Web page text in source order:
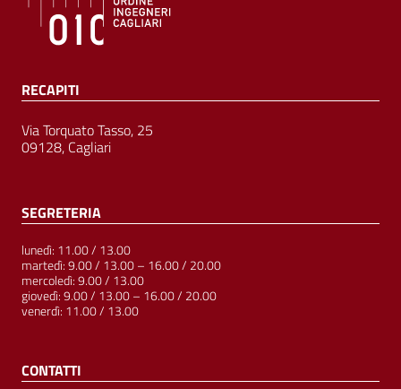
RECAPITI
Via Torquato Tasso, 25
09128, Cagliari
SEGRETERIA
lunedì: 11.00 / 13.00
martedì: 9.00 / 13.00 – 16.00 / 20.00
mercoledì: 9.00 / 13.00
giovedì: 9.00 / 13.00 – 16.00 / 20.00
venerdì: 11.00 / 13.00
CONTATTI